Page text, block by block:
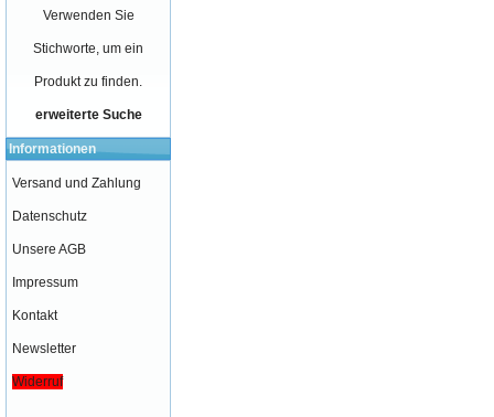
Verwenden Sie
Stichworte, um ein
Produkt zu finden.
erweiterte Suche
Informationen
Versand und Zahlung
Datenschutz
Unsere AGB
Impressum
Kontakt
Newsletter
Widerruf